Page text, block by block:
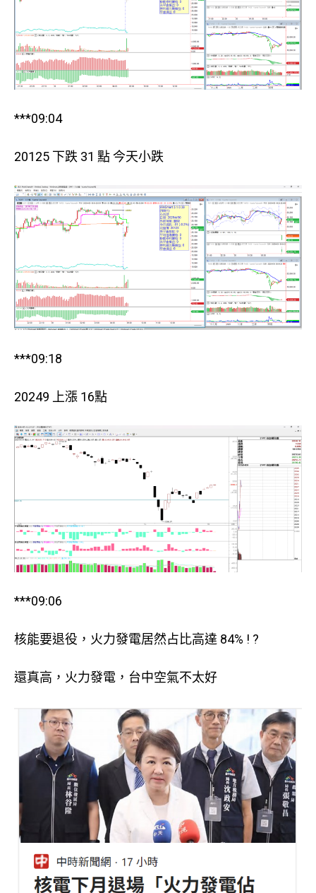
***09:04
20125 下跌 31 點 今天小跌
***09:18
20249 上漲 16點
***09:06
核能要退役，火力發電居然占比高達 84% ! ?
還真高，火力發電，台中空氣不太好